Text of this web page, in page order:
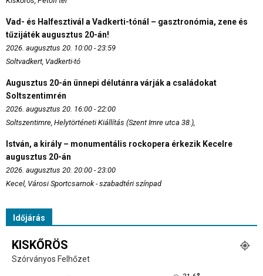
Vad- és Halfesztivál a Vadkerti-tónál – gasztronómia, zene és
tűzijáték augusztus 20-án!
2026. augusztus 20. 10:00 - 23:59
Soltvadkert, Vadkerti-tó
Augusztus 20-án ünnepi délutánra várják a családokat
Soltszentimrén
2026. augusztus 20. 16:00 - 22:00
Soltszentimre, Helytörténeti Kiállítás (Szent Imre utca 38.),
István, a király – monumentális rockopera érkezik Kecelre
augusztus 20-án
2026. augusztus 20. 20:00 - 23:00
Kecel, Városi Sportcsarnok - szabadtéri színpad
Időjárás
KISKŐRÖS
Szórványos Felhőzet